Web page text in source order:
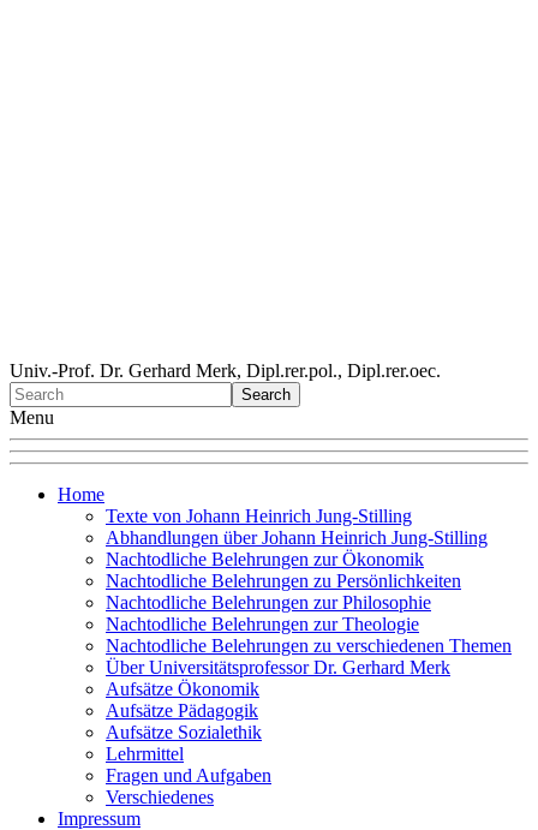
Univ.-Prof. Dr. Gerhard Merk, Dipl.rer.pol., Dipl.rer.oec.
Menu
Home
Texte von Johann Heinrich Jung-Stilling
Abhandlungen über Johann Heinrich Jung-Stilling
Nachtodliche Belehrungen zur Ökonomik
Nachtodliche Belehrungen zu Persönlichkeiten
Nachtodliche Belehrungen zur Philosophie
Nachtodliche Belehrungen zur Theologie
Nachtodliche Belehrungen zu verschiedenen Themen
Über Universitätsprofessor Dr. Gerhard Merk
Aufsätze Ökonomik
Aufsätze Pädagogik
Aufsätze Sozialethik
Lehrmittel
Fragen und Aufgaben
Verschiedenes
Impressum